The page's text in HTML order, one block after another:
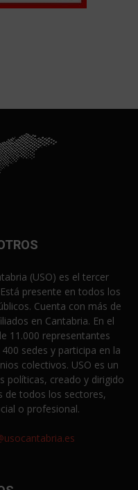
(USO) es el tercer
presente en todos los
Cuenta con más de
en Cantabria. En el
11.000 representantes
sedes y participa en la
colectivos. USO es un
políticas, creado y dirigido
de todos los sectores,
o profesional.